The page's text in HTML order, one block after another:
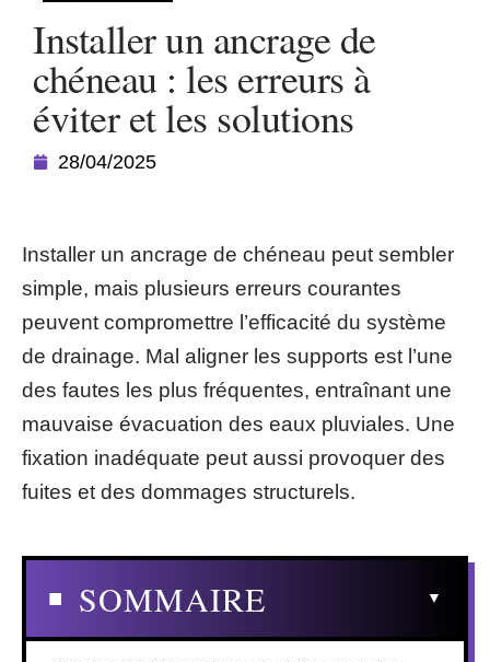
Installer un ancrage de
chéneau : les erreurs à
éviter et les solutions
28/04/2025
Installer un ancrage de chéneau peut sembler
simple, mais plusieurs erreurs courantes
peuvent compromettre l’efficacité du système
de drainage. Mal aligner les supports est l’une
des fautes les plus fréquentes, entraînant une
mauvaise évacuation des eaux pluviales. Une
fixation inadéquate peut aussi provoquer des
fuites et des dommages structurels.
SOMMAIRE